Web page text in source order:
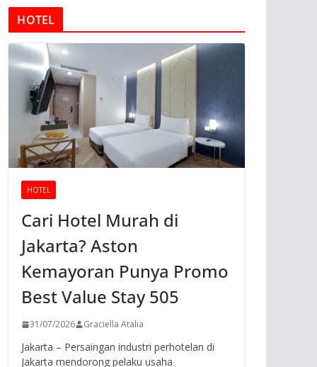
HOTEL
HOTEL
Cari Hotel Murah di
Jakarta? Aston
Kemayoran Punya Promo
Best Value Stay 505
31/07/2026 Graciella Atalia
Jakarta – Persaingan industri perhotelan di
Jakarta mendorong pelaku usaha